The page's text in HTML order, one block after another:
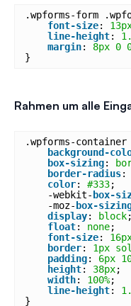
.wpforms-form
font-size:
line-height:
margin: 8px 0
}
Rahmen um alle
.wpforms-
background-
box-sizing:
border-radius:
color: #333;
-webkit- box-
-moz- box-
display: block;
float: none;
font-size:
border: 1px
padding: 6px
height: 38px;
width: 100%;
line-height:
}